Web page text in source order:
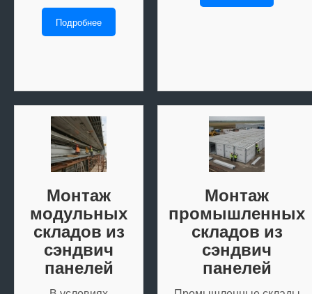
Подробнее
Монтаж
модульных
складов из
сэндвич
панелей
Монтаж
промышленных
складов из
сэндвич
панелей